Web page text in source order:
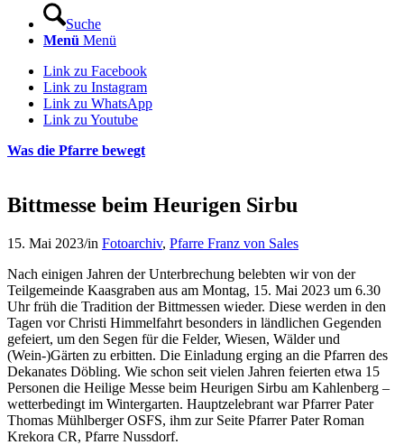
Suche
Menü Menü
Link zu Facebook
Link zu Instagram
Link zu WhatsApp
Link zu Youtube
Was die Pfarre bewegt
Bittmesse beim Heurigen Sirbu
15. Mai 2023/in Fotoarchiv, Pfarre Franz von Sales
Nach einigen Jahren der Unterbrechung belebten wir von der
Teilgemeinde Kaasgraben aus am Montag, 15. Mai 2023 um 6.30
Uhr früh die Tradition der Bittmessen wieder. Diese werden in den
Tagen vor Christi Himmelfahrt besonders in ländlichen Gegenden
gefeiert, um den Segen für die Felder, Wiesen, Wälder und
(Wein-)Gärten zu erbitten. Die Einladung erging an die Pfarren des
Dekanates Döbling. Wie schon seit vielen Jahren feierten etwa 15
Personen die Heilige Messe beim Heurigen Sirbu am Kahlenberg –
wetterbedingt im Wintergarten. Hauptzelebrant war Pfarrer Pater
Thomas Mühlberger OSFS, ihm zur Seite Pfarrer Pater Roman
Krekora CR, Pfarre Nussdorf.